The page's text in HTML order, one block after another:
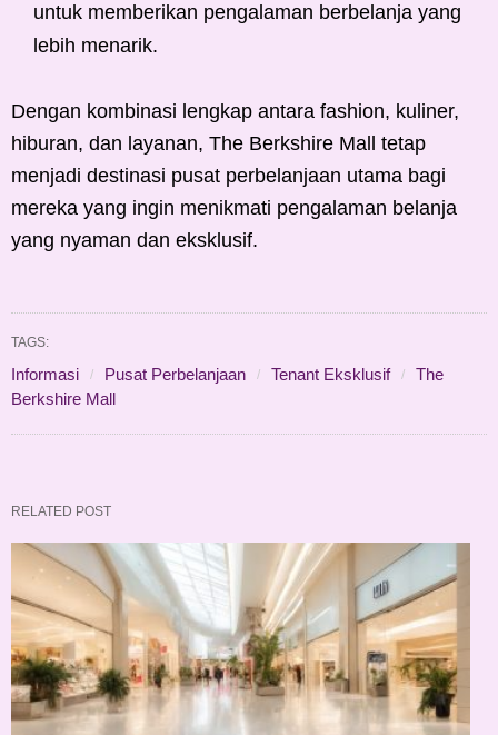
untuk memberikan pengalaman berbelanja yang
lebih menarik.
Dengan kombinasi lengkap antara fashion, kuliner,
hiburan, dan layanan, The Berkshire Mall tetap
menjadi destinasi pusat perbelanjaan utama bagi
mereka yang ingin menikmati pengalaman belanja
yang nyaman dan eksklusif.
TAGS:
Informasi Pusat Perbelanjaan Tenant Eksklusif
The
Berkshire Mall
RELATED POST